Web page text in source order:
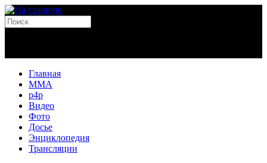
Главная
MMA
p4p
Видео
Фото
Досье
Энциклопедия
Трансляции